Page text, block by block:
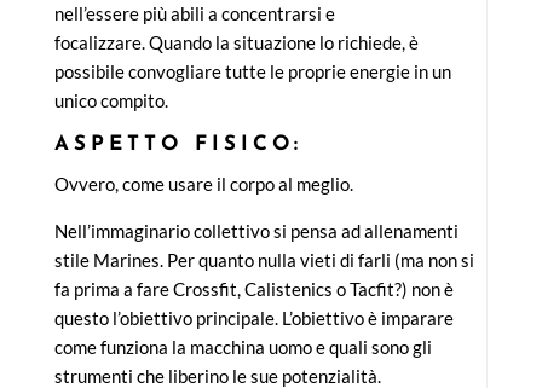
nell’essere più abili a concentrarsi e
focalizzare. Quando la situazione lo richiede, è
possibile convogliare tutte le proprie energie in un
unico compito.
ASPETTO FISICO:
Ovvero, come usare il corpo al meglio.
Nell’immaginario collettivo si pensa ad allenamenti
stile Marines. Per quanto nulla vieti di farli (ma non si
fa prima a fare Crossfit, Calistenics o Tacfit?) non è
questo l’obiettivo principale. L’obiettivo è imparare
come funziona la macchina uomo e quali sono gli
strumenti che liberino le sue potenzialità.